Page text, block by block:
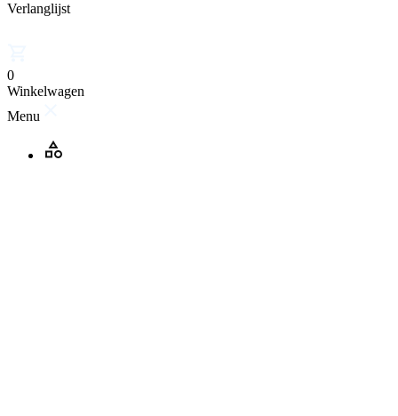
Verlanglijst
0
Winkelwagen
Menu